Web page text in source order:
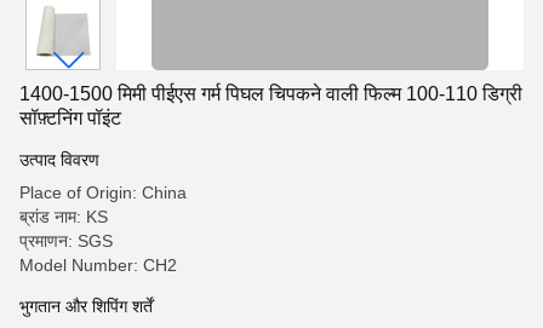
1400-1500 मिमी पीईएस गर्म पिघल चिपकने वाली फिल्म 100-110 डिग्री
सॉफ़्टनिंग पॉइंट
उत्पाद विवरण
Place of Origin: China
ब्रांड नाम: KS
प्रमाणन: SGS
Model Number: CH2
भुगतान और शिपिंग शर्तें